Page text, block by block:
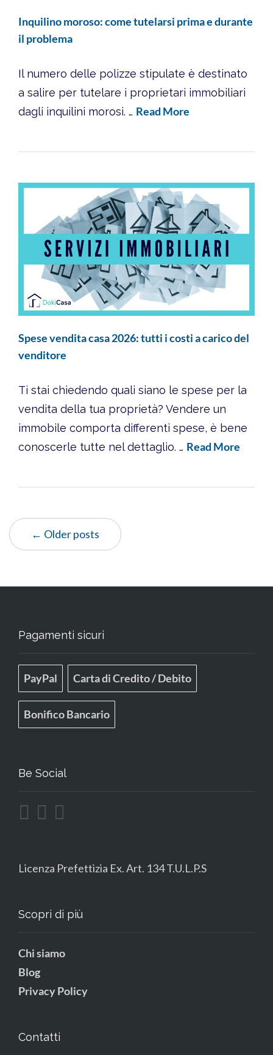
Inquilino moroso: come tutelarsi prima e durante
il problema
Il numero delle polizze stipulate è destinato
a salire per tutelare i proprietari immobiliari
dagli inquilini morosi. … Read More
Spese vendita casa 2026: tutti i costi a carico del
venditore
Ti stai chiedendo quali siano le spese per la
vendita della tua proprietà? Vendere un
immobile comporta differenti spese, è bene
conoscerle tutte nel dettaglio. … Read More
← Older posts
Pagamenti sicuri
PayPal Carta di Credito / Debito
Bonifico Bancario
Be Social
Licenza Prefettizia Ex. Art. 134 T.U.L.P.S
Scopri di più
Chi siamo
Blog
Privacy Policy
Contatti